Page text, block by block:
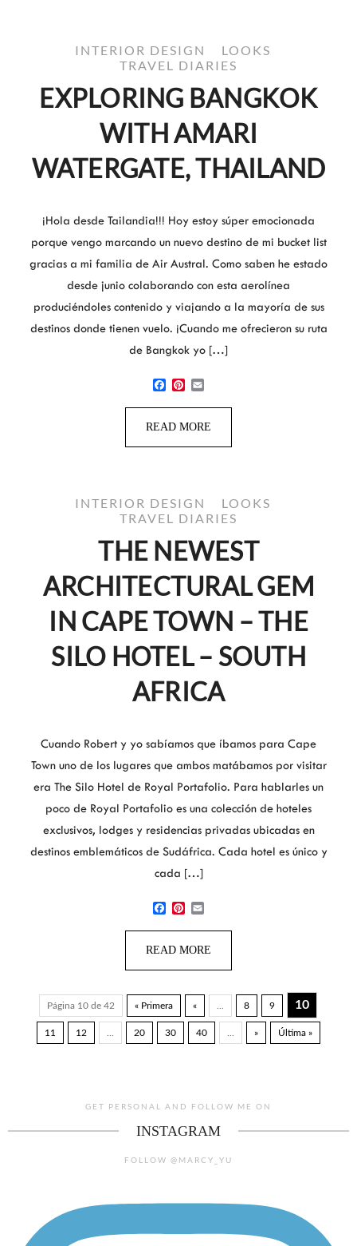
INTERIOR DESIGN
LOOKS
TRAVEL DIARIES
EXPLORING BANGKOK
WITH AMARI
WATERGATE, THAILAND
¡Hola desde Tailandia!!! Hoy estoy súper emocionada
porque vengo marcando un nuevo destino de mi bucket list
gracias a mi familia de Air Austral. Como saben he estado
desde junio colaborando con esta aerolínea
produciéndoles contenido y viajando a la mayoría de sus
destinos donde tienen vuelo. ¡Cuando me ofrecieron su ruta
de Bangkok yo […]
READ MORE
INTERIOR DESIGN
LOOKS
TRAVEL DIARIES
THE NEWEST
ARCHITECTURAL GEM
IN CAPE TOWN – THE
SILO HOTEL – SOUTH
AFRICA
Cuando Robert y yo sabíamos que íbamos para Cape
Town uno de los lugares que ambos matábamos por visitar
era The Silo Hotel de Royal Portafolio. Para hablarles un
poco de Royal Portafolio es una colección de hoteles
exclusivos, lodges y residencias privadas ubicadas en
destinos emblemáticos de Sudáfrica. Cada hotel es único y
cada […]
READ MORE
Página 10 de 42 « Primera « 8 9 10
11 12 20 30 40 » Última »
GET PERSONAL AND FOLLOW ME ON
INSTAGRAM
FOLLOW @MARCY_YU